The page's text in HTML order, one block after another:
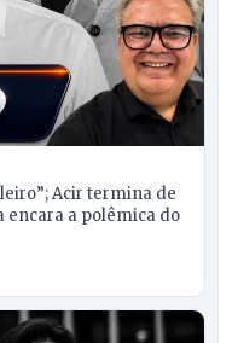
Acir termina de
encara a polêmica do